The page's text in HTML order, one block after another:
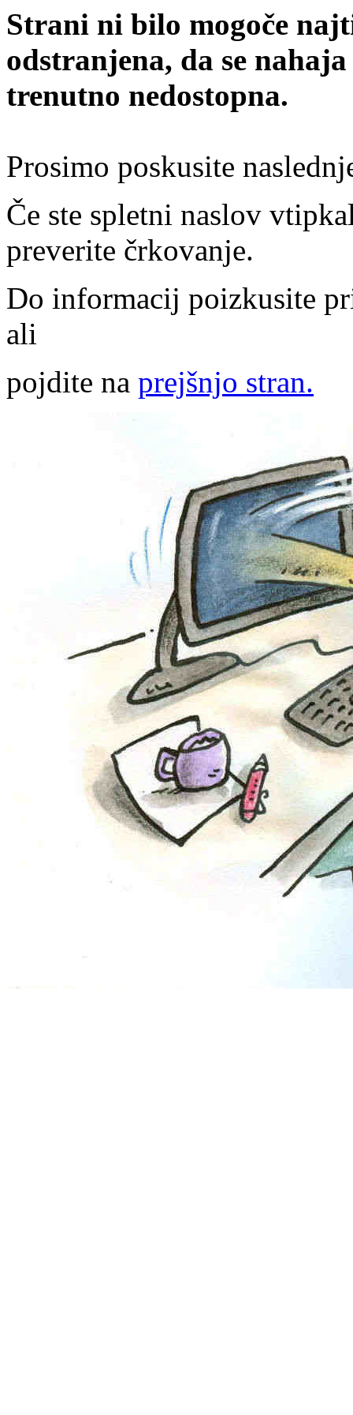
Strani ni bilo mogoče
odstranjena, da se
trenutno nedostopna.
Prosimo poskusite
Če ste spletni naslov
preverite črkovanje.
Do informacij poizkusite
ali
pojdite na prejšnjo stran.